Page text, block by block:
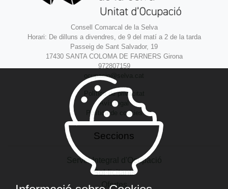
Consell Comarcal de la Selva
Horari: De dilluns a divendres, de 9 del matí a 2 de la tarda
Passeig de Sant Salvador, 19
17430 SANTA COLOMA DE FARNERS Girona
972807159
ocupacio@selva.cat
Política de privacitat
Avís legal
Política de cookies
Seccions
Servei Integral d'Ocupació
Sol·licitants
Ofertes